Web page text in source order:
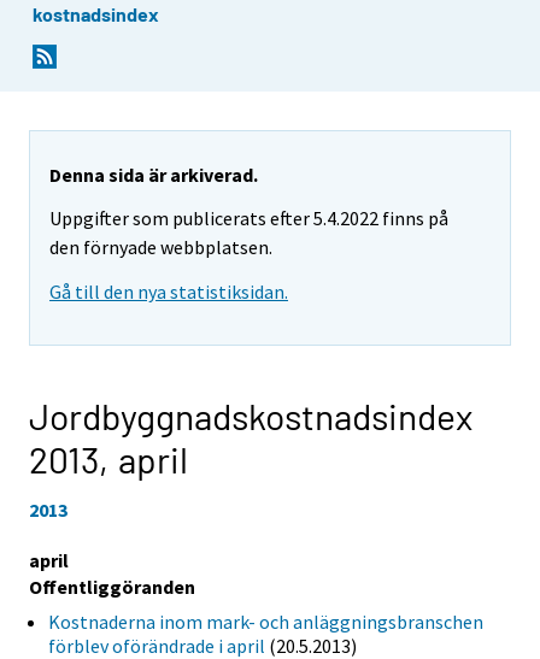
kostnadsindex
Denna sida är arkiverad.
Uppgifter som publicerats efter 5.4.2022 finns på
den förnyade webbplatsen.
Gå till den nya statistiksidan.
Jordbyggnadskostnadsindex
2013, april
2013
april
Offentliggöranden
Kostnaderna inom mark- och anläggningsbranschen
förblev oförändrade i april (20.5.2013)